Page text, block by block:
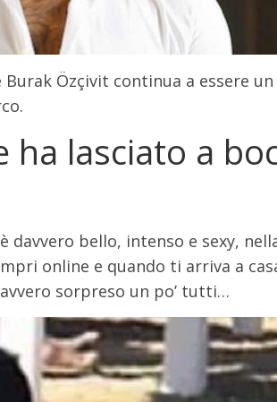
Özçivit continua a essere
lasciato a
davvero bello, intenso e sexy,
online e quando ti arriva a
sorpreso un po’ tutti…